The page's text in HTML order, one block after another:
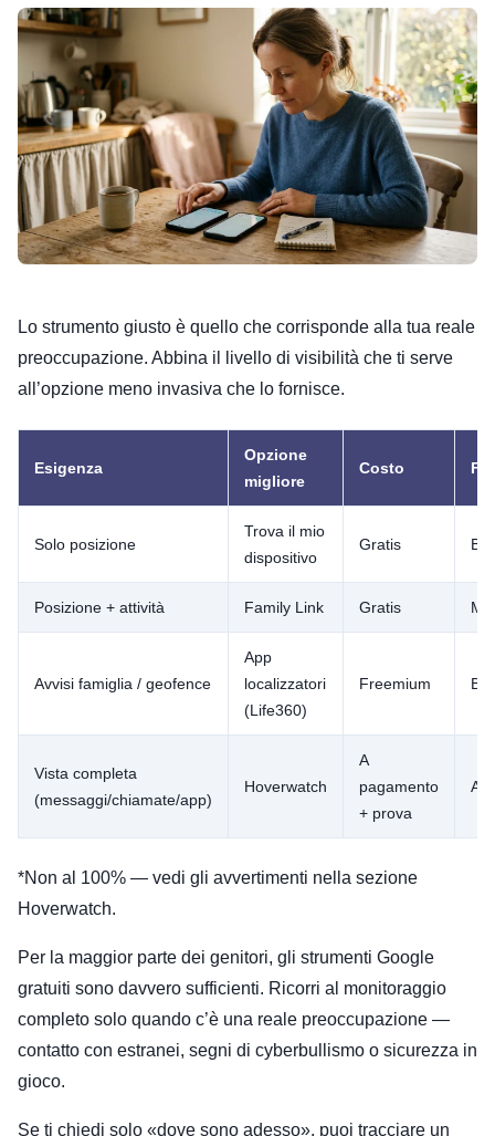
Lo strumento giusto è quello che corrisponde alla tua reale
preoccupazione. Abbina il livello di visibilità che ti serve
all’opzione meno invasiva che lo fornisce.
Esigenza
Opzione
migliore
Costo
Solo posizione
Trova il mio
dispositivo
Gratis
Posizione + attività Family Link Gratis
Avvisi famiglia / geofence
App
localizzatori
(Life360)
Freemium
Vista completa
(messaggi/chiamate/app)
Hoverwatch
A
pagamento
+ prova
*Non al 100% — vedi gli avvertimenti nella sezione
Hoverwatch.
Per la maggior parte dei genitori, gli strumenti Google
gratuiti sono davvero sufficienti. Ricorri al monitoraggio
completo solo quando c’è una reale preoccupazione —
contatto con estranei, segni di cyberbullismo o sicurezza in
gioco.
Se ti chiedi solo «dove sono adesso», puoi tracciare un